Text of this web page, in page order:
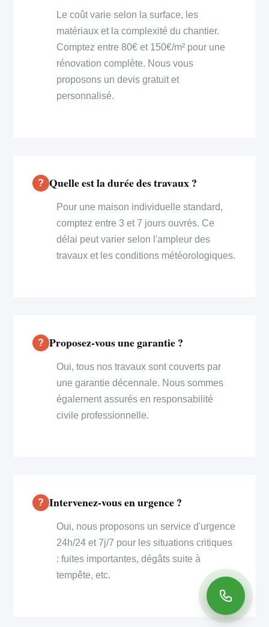
Le coût varie selon la surface, les
matériaux et la complexité du chantier.
Comptez entre 80€ et 150€/m² pour une
rénovation complète. Nous vous
proposons un devis gratuit et
personnalisé.
Quelle est la durée des travaux ?
Pour une maison individuelle standard,
comptez entre 3 et 7 jours ouvrés. Ce
délai peut varier selon l'ampleur des
travaux et les conditions météorologiques.
Proposez-vous une garantie ?
Oui, tous nos travaux sont couverts par
une garantie décennale. Nous sommes
également assurés en responsabilité
civile professionnelle.
Intervenez-vous en urgence ?
Oui, nous proposons un service d'urgence
24h/24 et 7j/7 pour les situations critiques
: fuites importantes, dégâts suite à
tempête, etc.